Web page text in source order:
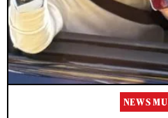
NEWS